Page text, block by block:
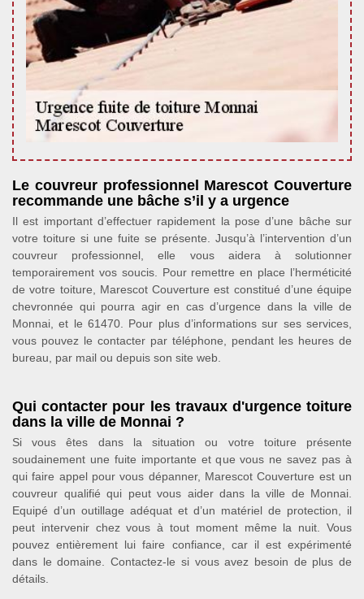
Le couvreur professionnel Marescot Couverture
recommande une bâche s’il y a urgence
Il est important d’effectuer rapidement la pose d’une bâche sur
votre toiture si une fuite se présente. Jusqu’à l’intervention d’un
couvreur professionnel, elle vous aidera à solutionner
temporairement vos soucis. Pour remettre en place l’herméticité
de votre toiture, Marescot Couverture est constitué d’une équipe
chevronnée qui pourra agir en cas d’urgence dans la ville de
Monnai, et le 61470. Pour plus d’informations sur ses services,
vous pouvez le contacter par téléphone, pendant les heures de
bureau, par mail ou depuis son site web.
Qui contacter pour les travaux d'urgence toiture
dans la ville de Monnai ?
Si vous êtes dans la situation ou votre toiture présente
soudainement une fuite importante et que vous ne savez pas à
qui faire appel pour vous dépanner, Marescot Couverture est un
couvreur qualifié qui peut vous aider dans la ville de Monnai.
Equipé d’un outillage adéquat et d’un matériel de protection, il
peut intervenir chez vous à tout moment même la nuit. Vous
pouvez entièrement lui faire confiance, car il est expérimenté
dans le domaine. Contactez-le si vous avez besoin de plus de
détails.